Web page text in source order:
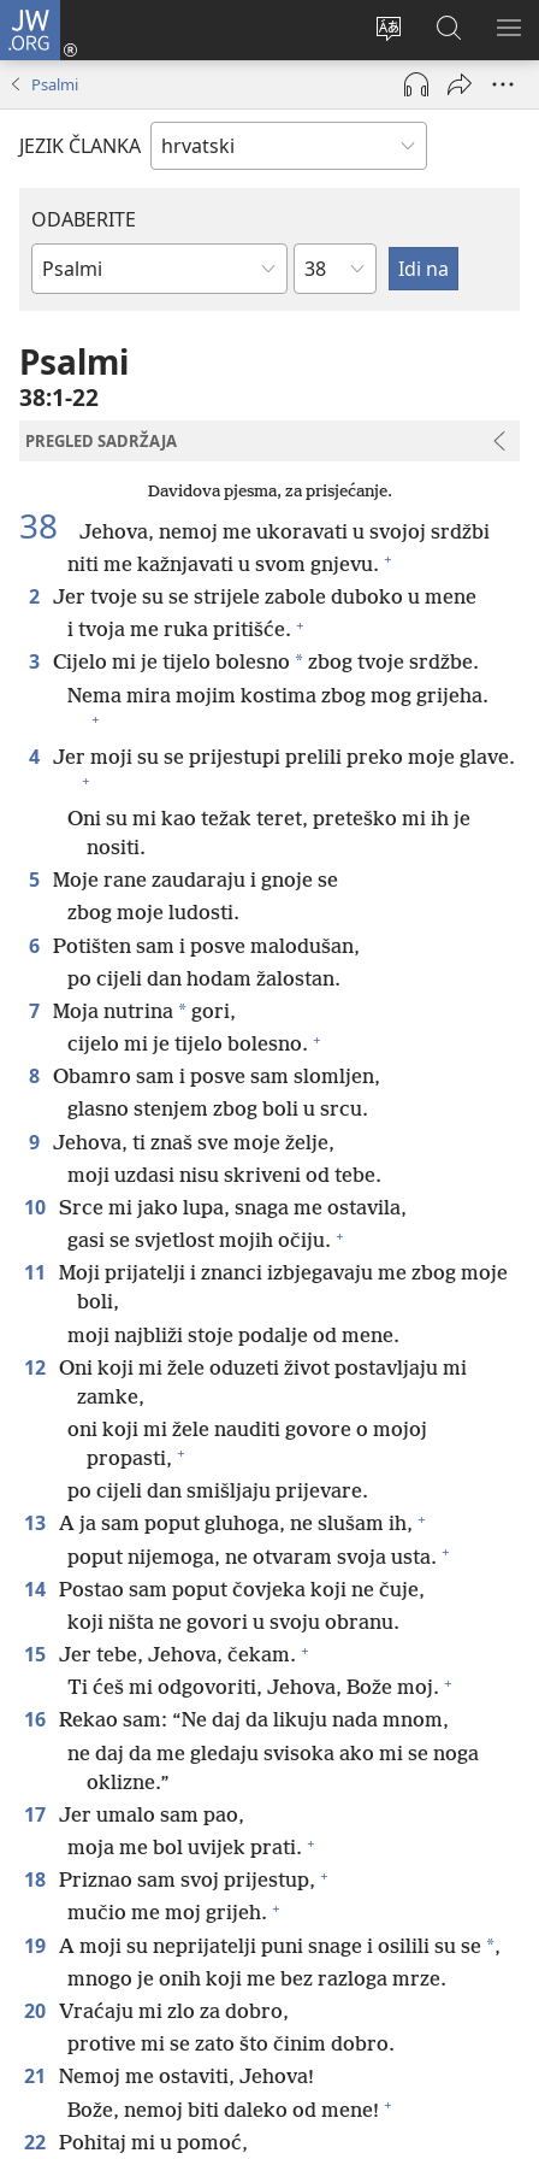
JW.ORG
Promijeni
jezik
Prijava
(otvara
prozor)
JW.ORG
|
Pretraga
Psalmi
JEZIK ČLANKA
ODABERITE
Biblijska
Poglavlje
Psalmi
38:1-22
PREGLED SADRŽAJA
Davidova pjesma, za prisjećanje.
38
Jehova, nemoj me ukoravati u svojoj srdžbi
niti me kažnjavati u svom gnjevu. +
2 Jer tvoje su se strijele zabole duboko u mene
i tvoja me ruka pritišće. +
3 Cijelo mi je tijelo bolesno * zbog tvoje srdžbe.
Nema mira mojim kostima zbog mog grijeha.
+
4 Jer moji su se prijestupi prelili preko moje glave.
+
Oni su mi kao težak teret, preteško mi ih je
nositi.
5 Moje rane zaudaraju i gnoje se
zbog moje ludosti.
6 Potišten sam i posve malodušan,
po cijeli dan hodam žalostan.
7 Moja nutrina * gori,
cijelo mi je tijelo bolesno. +
8 Obamro sam i posve sam slomljen,
glasno stenjem zbog boli u srcu.
9 Jehova, ti znaš sve moje želje,
moji uzdasi nisu skriveni od tebe.
10 Srce mi jako lupa, snaga me ostavila,
gasi se svjetlost mojih očiju. +
11
Moji prijatelji i znanci izbjegavaju me zbog moje
boli,
moji najbliži stoje podalje od mene.
12 Oni koji mi žele oduzeti život postavljaju mi
zamke,
oni koji mi žele nauditi govore o mojoj
propasti, +
po cijeli dan smišljaju prijevare.
13 A ja sam poput gluhoga, ne slušam ih, +
poput nijemoga, ne otvaram svoja usta. +
14 Postao sam poput čovjeka koji ne čuje,
koji ništa ne govori u svoju obranu.
15 Jer tebe, Jehova, čekam. +
Ti ćeš mi odgovoriti, Jehova, Bože moj. +
16 Rekao sam: “Ne daj da likuju nada mnom,
ne daj da me gledaju svisoka ako mi se noga
oklizne.”
17 Jer umalo sam pao,
moja me bol uvijek prati. +
18 Priznao sam svoj prijestup, +
mučio me moj grijeh. +
19 A moji su neprijatelji puni snage i osilili su se *,
mnogo je onih koji me bez razloga mrze.
20 Vraćaju mi zlo za dobro,
protive mi se zato što činim dobro.
21
Nemoj me ostaviti, Jehova!
Bože, nemoj biti daleko od mene! +
22 Pohitaj mi u pomoć,